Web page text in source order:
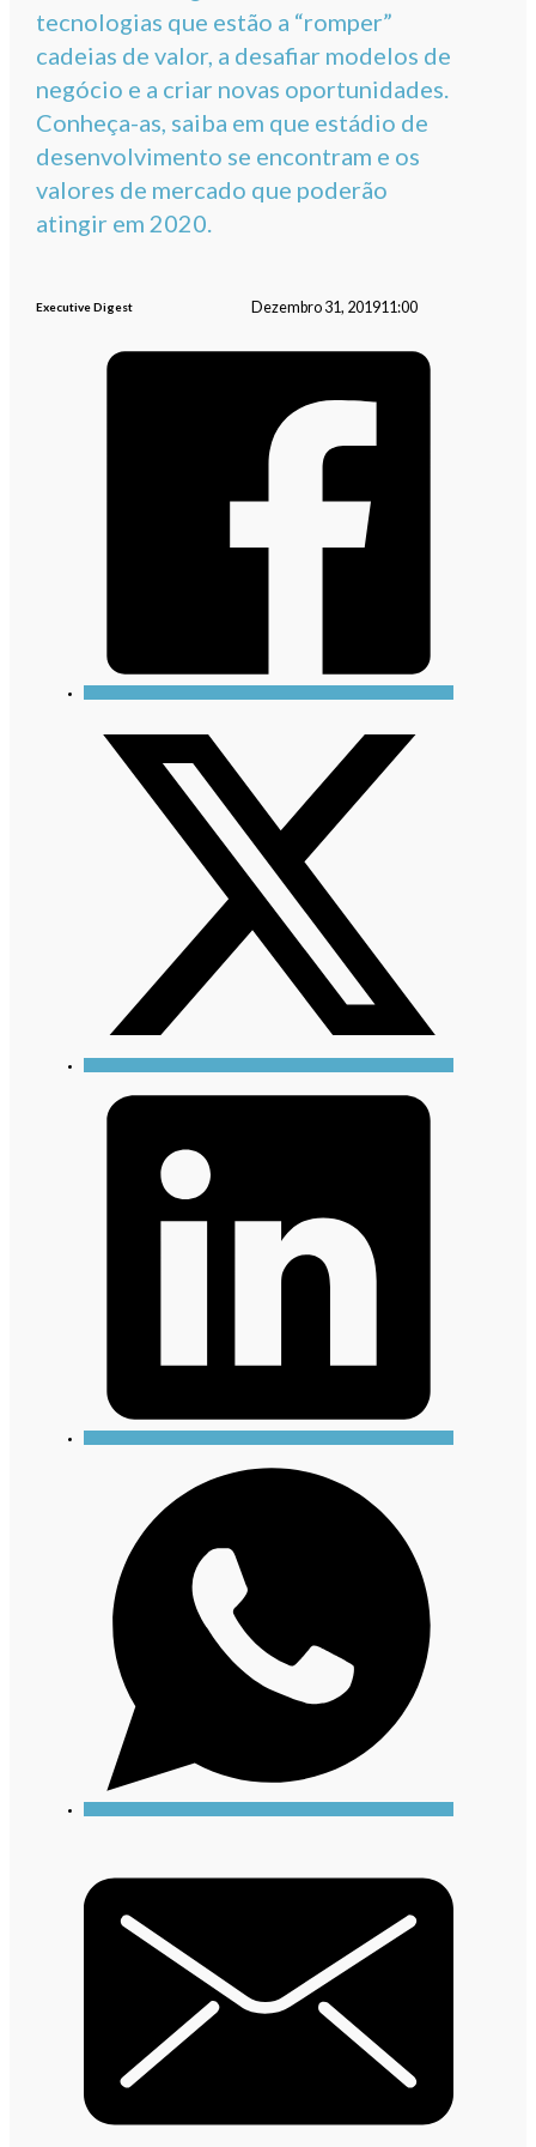
tecnologias que estão a “romper”
cadeias de valor, a desafiar modelos de
negócio e a criar novas oportunidades.
Conheça-as, saiba em que estádio de
desenvolvimento se encontram e os
valores de mercado que poderão
atingir em 2020.
Executive Digest Dezembro 31, 201911:00